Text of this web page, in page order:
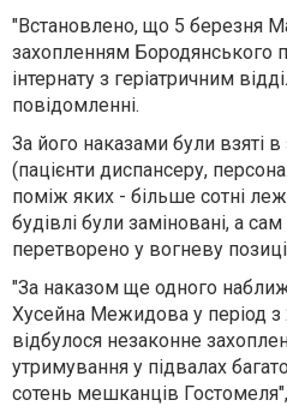
"Встановлено, що 5 березня
захопленням Бородянського
інтернату з геріатричним
повідомленні.
За його наказами були взяті
(пацієнти диспансеру,
поміж яких - більше сотні
будівлі були заміновані, а сам
перетворено у вогневу
"За наказом ще одного
Хусейна Межидова у період
відбулося незаконне
утримування у підвалах
сотень мешканців